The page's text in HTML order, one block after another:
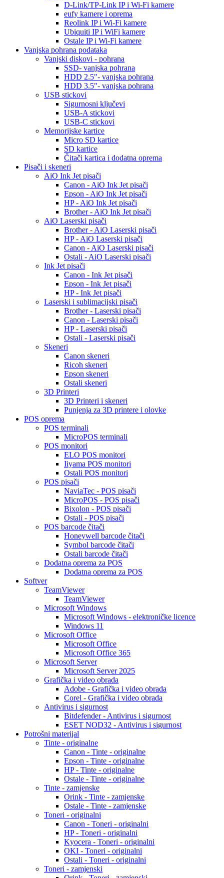
D-Link/TP-Link IP i Wi-Fi kamere
eufy kamere i oprema
Reolink IP i Wi-Fi kamere
Ubiquiti IP i WiFi kamere
Ostale IP i Wi-Fi kamere
Vanjska pohrana podataka
Vanjski diskovi - pohrana
SSD- vanjska pohrana
HDD 2.5"- vanjska pohrana
HDD 3.5"- vanjska pohrana
USB stickovi
Sigurnosni ključevi
USB-A stickovi
USB-C stickovi
Memorijske kartice
Micro SD kartice
SD kartice
Čitači kartica i dodatna oprema
Pisači i skeneri
AiO Ink Jet pisači
Canon - AiO Ink Jet pisači
Epson - AiO Ink Jet pisači
HP - AiO Ink Jet pisači
Brother - AiO Ink Jet pisači
AiO Laserski pisači
Brother - AiO Laserski pisači
HP - AiO Laserski pisači
Canon - AiO Laserski pisači
Ostali - AiO Laserski pisači
Ink Jet pisači
Canon - Ink Jet pisači
Epson - Ink Jet pisači
HP - Ink Jet pisači
Laserski i sublimacijski pisači
Brother - Laserski pisači
Canon - Laserski pisači
HP - Laserski pisači
Ostali - Laserski pisači
Skeneri
Canon skeneri
Ricoh skeneri
Epson skeneri
Ostali skeneri
3D Printeri
3D Printeri i skeneri
Punjenja za 3D printere i olovke
POS oprema
POS terminali
MicroPOS terminali
POS monitori
ELO POS monitori
Iiyama POS monitori
Ostali POS monitori
POS pisači
NaviaTec - POS pisači
MicroPOS - POS pisači
Bixolon - POS pisači
Ostali - POS pisači
POS barcode čitači
Honeywell barcode čitači
Symbol barcode čitači
Ostali barcode čitači
Dodatna oprema za POS
Dodatna oprema za POS
Softver
TeamViewer
TeamViewer
Microsoft Windows
Microsoft Windows - elektroničke licence
Windows 11
Microsoft Office
Microsoft Office
Microsoft Office 365
Microsoft Server
Microsoft Server 2025
Grafička i video obrada
Adobe - Grafička i video obrada
Corel - Grafička i video obrada
Antivirus i sigurnost
Bitdefender - Antivirus i sigurnost
ESET NOD32 - Antivirus i sigurnost
Potrošni materijal
Tinte - originalne
Canon - Tinte - originalne
Epson - Tinte - originalne
HP - Tinte - originalne
Ostale - Tinte - originalne
Tinte - zamjenske
Orink - Tinte - zamjenske
Ostale - Tinte - zamjenske
Toneri - originalni
Canon - Toneri - originalni
HP - Toneri - originalni
Kyocera - Toneri - originalni
OKI - Toneri - originalni
Ostali - Toneri - originalni
Toneri - zamjenski